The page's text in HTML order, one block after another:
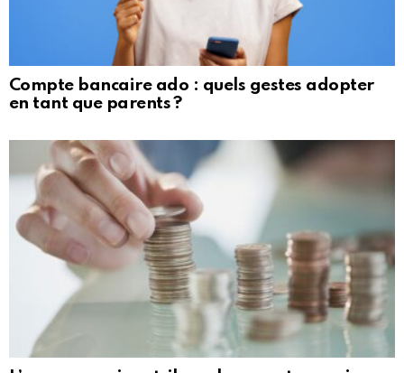
Compte bancaire ado : quels gestes adopter
en tant que parents ?